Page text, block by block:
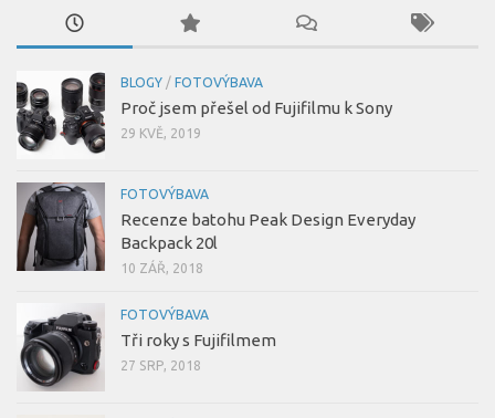
BLOGY / FOTOVÝBAVA
Proč jsem přešel od Fujifilmu k Sony
29 KVĚ, 2019
FOTOVÝBAVA
Recenze batohu Peak Design Everyday
Backpack 20l
10 ZÁŘ, 2018
FOTOVÝBAVA
Tři roky s Fujifilmem
27 SRP, 2018